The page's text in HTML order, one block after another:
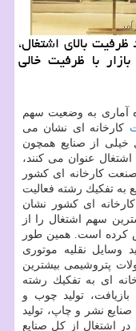
بالای اشتغال،
با ظرفیت خالی
آماری به وضعیت سهم
كارخانه ای نشان می
خیلی از صنایع همچون
عنوان می كنند،
كارخانه ای كشور
به تفكیك رشته فعالیت
ای كشور نشان
سهم اشتغال را از
كرده است. همین طور
وسایل نقلیه موتوری
پتروشیمی بیشترین
ای به تفكیك رشته
بازیافت، تولید چوب و
نشر و چاپ، تولید
اشتغال از كل صنایع